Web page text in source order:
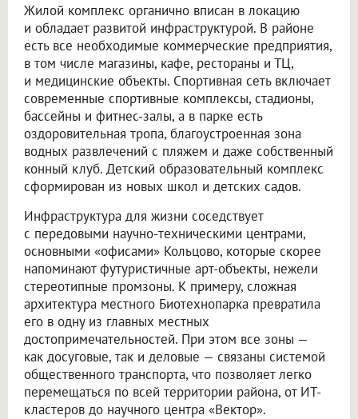
Жилой комплекс органично вписан в локацию
и обладает развитой инфраструктурой. В районе
есть все необходимые коммерческие предприятия,
в том числе магазины, кафе, рестораны и ТЦ,
и медицинские объекты. Спортивная сеть включает
современные спортивные комплексы, стадионы,
бассейны и фитнес-залы, а в парке есть
оздоровительная тропа, благоустроенная зона
водных развлечений с пляжем и даже собственный
конный клуб. Детский образовательный комплекс
сформирован из новых школ и детских садов.
Инфраструктура для жизни соседствует
с передовыми научно-техническими центрами,
основными «офисами» Кольцово, которые скорее
напоминают футуристичные арт-объекты, нежели
стереотипные промзоны. К примеру, сложная
архитектура местного Биотехнопарка превратила
его в одну из главных местных
достопримечательностей. При этом все зоны —
как досуговые, так и деловые — связаны системой
общественного транспорта, что позволяет легко
перемещаться по всей территории района, от ИТ-
кластеров до научного центра «Вектор».